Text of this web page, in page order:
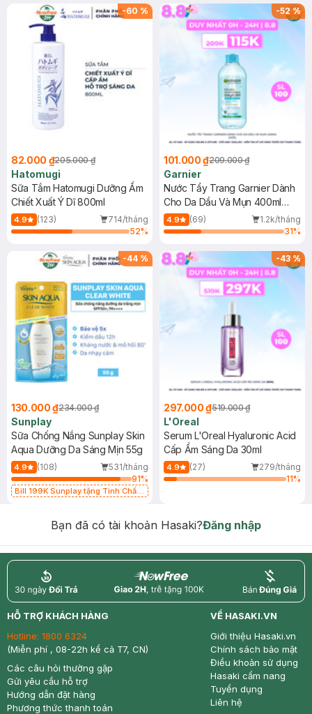
(SL có hạn)
-60 %
82.000 ₫205.000 ₫
Hatomugi
Sữa Tắm Hatomugi Dưỡng Ẩm
Chiết Xuất Ý Dĩ 800ml
4.9 (123)
714/tháng
52%
-52%
101.000 ₫209.000 ₫
Garnier
Nước Tẩy Trang Garnier Dành
Cho Da Dầu Và Mụn 400ml
(Mới)
4.9 (69)
1.2k/tháng
31%
-44 %
130.000 ₫234.000 ₫
Sunplay
Sữa Chống Nắng Sunplay Skin
Aqua Dưỡng Da Sáng Mịn 55g
4.9 (108)
531/tháng
91%
Bill 199K Sunplay tặng Tinh Chất
-43%
297.000 ₫519.000 ₫
L'Oreal
Serum L'Oreal Hyaluronic Acid
Cấp Ẩm Sáng Da 30ml
4.9 (27)
279/tháng
11%
Bạn đã có tài khoản Hasaki?Đăng nhập
return nowfree price
HỖ TRỢ KHÁCH HÀNG
Hotline: 1800 6324
(Miễn phí , 08-22h kể cả T7, CN)
Các câu hỏi thường gặp
Gửi yêu cầu hỗ trợ
Hướng dẫn đặt hàng
Phương thức thanh toán
VỀ HASAKI.VN
Giới thiệu Hasaki.vn
Chính sách bảo mật
Điều khoản sử dụng
Hasaki cẩm nang
Tuyển dụng
Liên hệ